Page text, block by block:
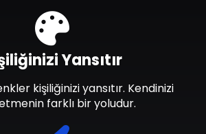
Yansıtır
kişiliğinizi yansıtır. Kendinizi
farklı bir yoludur.